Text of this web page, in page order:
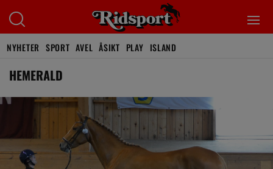
NYHETER SPORT AVEL ÅSIKT PLAY ISLAND
HEMERALD